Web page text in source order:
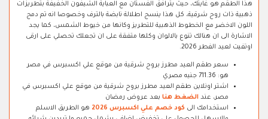
هذا الطقم هو غايتك، حيث يترافق الفستان مع العباية الشيفون الخفيفة بتطريزات
ذهبية ذات روح شرقية، كل هذا ينسج اطلالة نابضة بالترف وخصوصا انه تم دمج
اللون الاخضر مع الخطوط الذهبية للتطريز وكانها من خيوط الشمس، كما يجد
الاشارة الى ان هنالك تنوع بالالوان وكلها متفقة على ان تجعلك تحصلي على ارقى
اوتفيت لعيد الفطر 2026.
سعر طقم العيد مطرز بروح شرقية من موقع علي اكسبرس في مصر
هو: 711.36 جنيه مصري
اشتر اونلاين طقم العيد مطرز بروح شرقية من موقع علي اكسبرس في
مصر، عند الضغط هنا بعد عروض رمضان
استخدامك الى كود خصم علي اكسبرس 2026
هو الطريق الاسلم